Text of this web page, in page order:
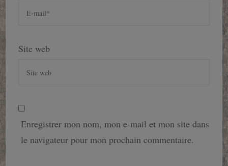
Site web
Enregistrer mon nom, mon e-mail et mon site dans
le navigateur pour mon prochain commentaire.